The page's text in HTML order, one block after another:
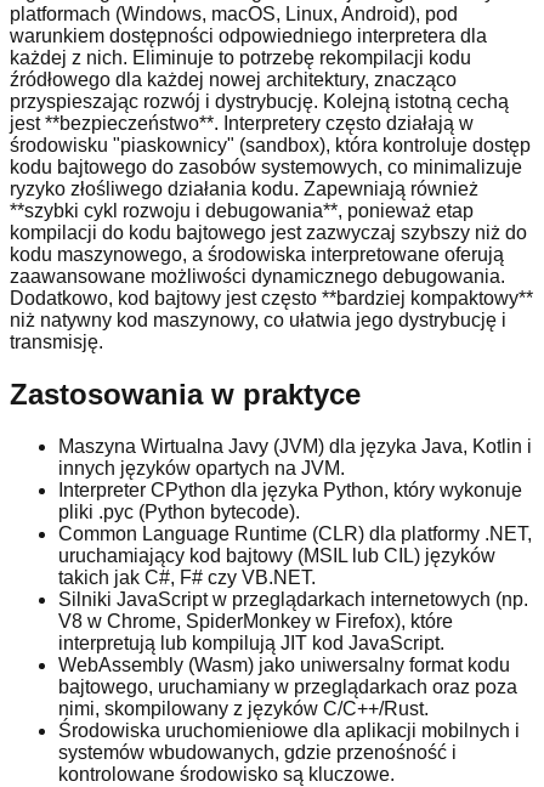
platformach (Windows, macOS, Linux, Android), pod
warunkiem dostępności odpowiedniego interpretera dla
każdej z nich. Eliminuje to potrzebę rekompilacji kodu
źródłowego dla każdej nowej architektury, znacząco
przyspieszając rozwój i dystrybucję. Kolejną istotną cechą
jest **bezpieczeństwo**. Interpretery często działają w
środowisku "piaskownicy" (sandbox), która kontroluje dostęp
kodu bajtowego do zasobów systemowych, co minimalizuje
ryzyko złośliwego działania kodu. Zapewniają również
**szybki cykl rozwoju i debugowania**, ponieważ etap
kompilacji do kodu bajtowego jest zazwyczaj szybszy niż do
kodu maszynowego, a środowiska interpretowane oferują
zaawansowane możliwości dynamicznego debugowania.
Dodatkowo, kod bajtowy jest często **bardziej kompaktowy**
niż natywny kod maszynowy, co ułatwia jego dystrybucję i
transmisję.
Zastosowania w praktyce
Maszyna Wirtualna Javy (JVM) dla języka Java, Kotlin i
innych języków opartych na JVM.
Interpreter CPython dla języka Python, który wykonuje
pliki .pyc (Python bytecode).
Common Language Runtime (CLR) dla platformy .NET,
uruchamiający kod bajtowy (MSIL lub CIL) języków
takich jak C#, F# czy VB.NET.
Silniki JavaScript w przeglądarkach internetowych (np.
V8 w Chrome, SpiderMonkey w Firefox), które
interpretują lub kompilują JIT kod JavaScript.
WebAssembly (Wasm) jako uniwersalny format kodu
bajtowego, uruchamiany w przeglądarkach oraz poza
nimi, skompilowany z języków C/C++/Rust.
Środowiska uruchomieniowe dla aplikacji mobilnych i
systemów wbudowanych, gdzie przenośność i
kontrolowane środowisko są kluczowe.